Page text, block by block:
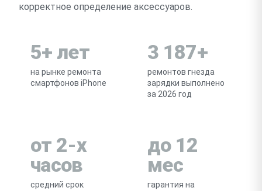
корректное определение аксессуаров.
5+ лет
на рынке ремонта
смартфонов iPhone
3 187+
ремонтов гнезда
зарядки выполнено
за 2026 год
от 2-х
часов
средний срок
до 12
мес
гарантия на